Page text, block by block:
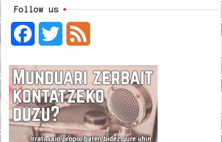
Follow us
c
e
b
i
t
t
e
d